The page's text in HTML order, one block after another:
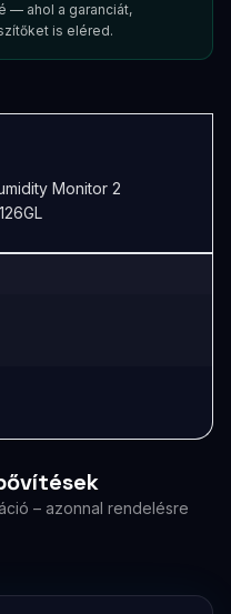
— ahol a garanciát,
is eléred.
Monitor 2
– azonnal rendelésre